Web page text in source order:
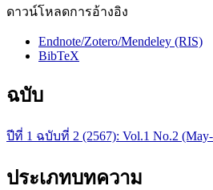
ดาวน์โหลดการอ้างอิง
Endnote/Zotero/Mendeley (RIS)
BibTeX
ฉบับ
ปีที่ 1 ฉบับที่ 2 (2567): Vol.1 No.2
ประเภทบทความ